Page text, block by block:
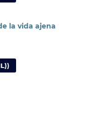
la vida ajena